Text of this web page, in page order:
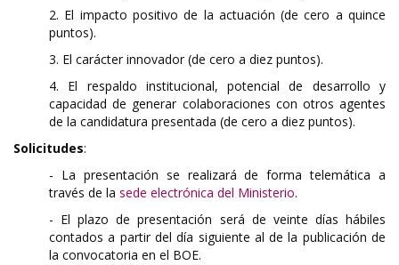
2. El impacto positivo de la actuación (de cero a quince
puntos).
3. El carácter innovador (de cero a diez puntos).
4. El respaldo institucional, potencial de desarrollo y
capacidad de generar colaboraciones con otros agentes
de la candidatura presentada (de cero a diez puntos).
Solicitudes:
- La presentación se realizará de forma telemática a
través de la sede electrónica del Ministerio.
- El plazo de presentación será de veinte días hábiles
contados a partir del día siguiente al de la publicación de
la convocatoria en el BOE.